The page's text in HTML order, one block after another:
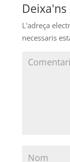
L'adreça
necessaris